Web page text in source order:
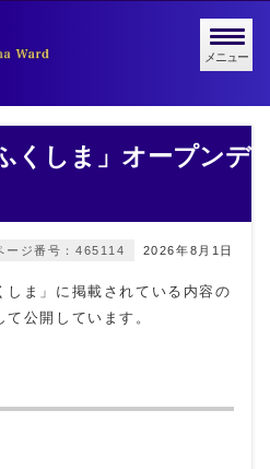
メニュー
くしま」オープンデ
2026年8月1日
ージ番号：465114
しま」に掲載されている内容の
公開しています。